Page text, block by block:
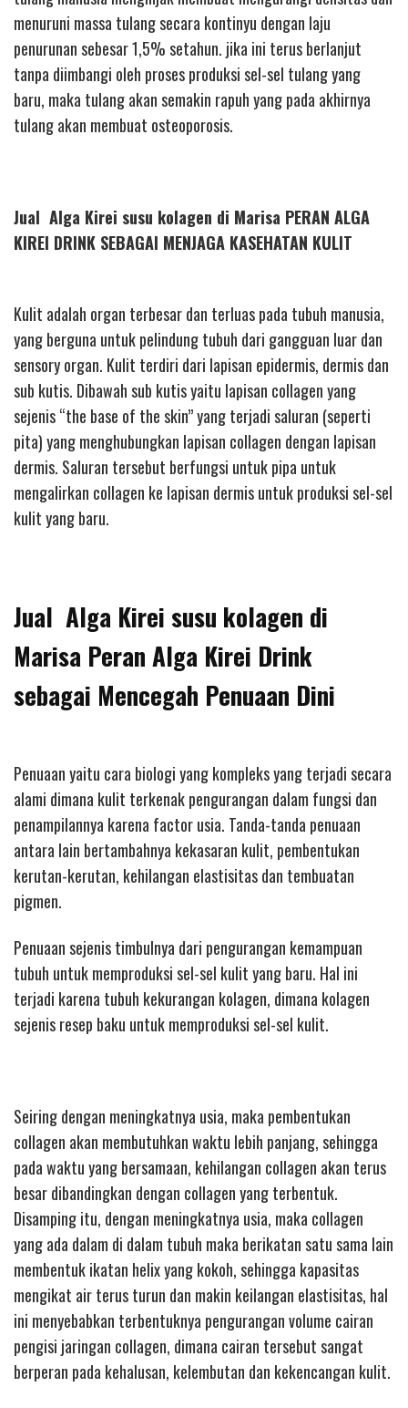
menuruni massa tulang secara kontinyu dengan laju
penurunan sebesar 1,5% setahun. jika ini terus berlanjut
tanpa diimbangi oleh proses produksi sel-sel tulang yang
baru, maka tulang akan semakin rapuh yang pada akhirnya
tulang akan membuat osteoporosis.
Jual Alga Kirei susu kolagen di Marisa PERAN ALGA
KIREI DRINK SEBAGAI MENJAGA KASEHATAN KULIT
Kulit adalah organ terbesar dan terluas pada tubuh manusia,
yang berguna untuk pelindung tubuh dari gangguan luar dan
sensory organ. Kulit terdiri dari lapisan epidermis, dermis dan
sub kutis. Dibawah sub kutis yaitu lapisan collagen yang
sejenis “the base of the skin” yang terjadi saluran (seperti
pita) yang menghubungkan lapisan collagen dengan lapisan
dermis. Saluran tersebut berfungsi untuk pipa untuk
mengalirkan collagen ke lapisan dermis untuk produksi sel-sel
kulit yang baru.
Jual Alga Kirei susu kolagen di
Marisa Peran Alga Kirei Drink
sebagai Mencegah Penuaan Dini
Penuaan yaitu cara biologi yang kompleks yang terjadi secara
alami dimana kulit terkenak pengurangan dalam fungsi dan
penampilannya karena factor usia. Tanda-tanda penuaan
antara lain bertambahnya kekasaran kulit, pembentukan
kerutan-kerutan, kehilangan elastisitas dan tembuatan
pigmen.
Penuaan sejenis timbulnya dari pengurangan kemampuan
tubuh untuk memproduksi sel-sel kulit yang baru. Hal ini
terjadi karena tubuh kekurangan kolagen, dimana kolagen
sejenis resep baku untuk memproduksi sel-sel kulit.
Seiring dengan meningkatnya usia, maka pembentukan
collagen akan membutuhkan waktu lebih panjang, sehingga
pada waktu yang bersamaan, kehilangan collagen akan terus
besar dibandingkan dengan collagen yang terbentuk.
Disamping itu, dengan meningkatnya usia, maka collagen
yang ada dalam di dalam tubuh maka berikatan satu sama lain
membentuk ikatan helix yang kokoh, sehingga kapasitas
mengikat air terus turun dan makin keilangan elastisitas, hal
ini menyebabkan terbentuknya pengurangan volume cairan
pengisi jaringan collagen, dimana cairan tersebut sangat
berperan pada kehalusan, kelembutan dan kekencangan kulit.